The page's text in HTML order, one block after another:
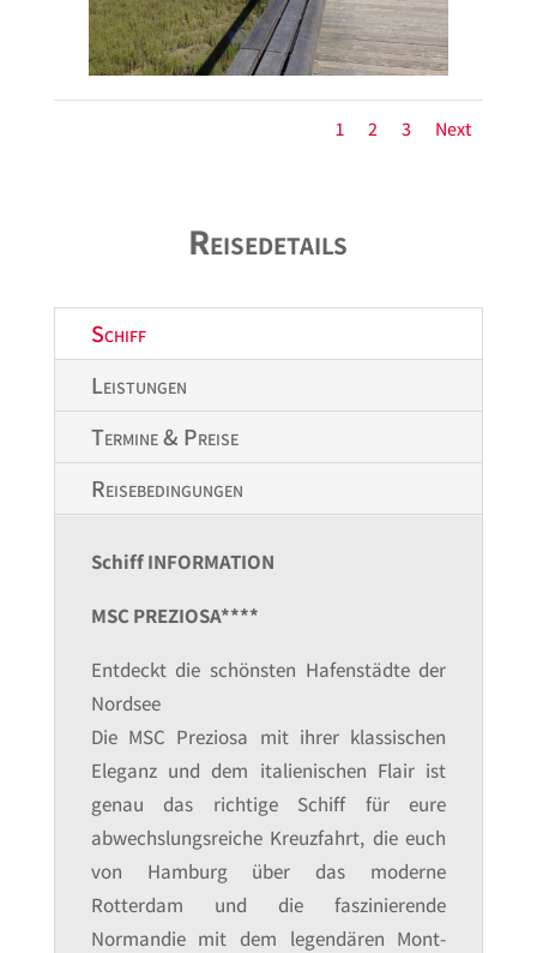
1 2 3 Next
Reisedetails
Schiff
Leistungen
Termine & Preise
Reisebedingungen
Schiff INFORMATION
MSC PREZIOSA****
Entdeckt die schönsten Hafenstädte der
Nordsee
Die MSC Preziosa mit ihrer klassischen
Eleganz und dem italienischen Flair ist
genau das richtige Schiff für eure
abwechslungsreiche Kreuzfahrt, die euch
von Hamburg über das moderne
Rotterdam und die faszinierende
Normandie mit dem legendären Mont-